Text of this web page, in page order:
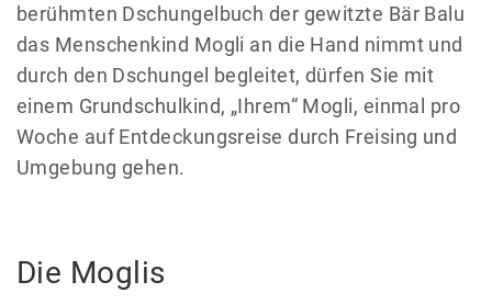
berühmten Dschungelbuch der gewitzte Bär Balu
das Menschenkind Mogli an die Hand nimmt und
durch den Dschungel begleitet, dürfen Sie mit
einem Grundschulkind, „Ihrem“ Mogli, einmal pro
Woche auf Entdeckungsreise durch Freising und
Umgebung gehen.
Die Moglis